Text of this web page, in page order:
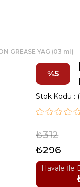
GREASE YAG (03 ml)
5
Stok Kodu
₺312
₺296
Havale İle